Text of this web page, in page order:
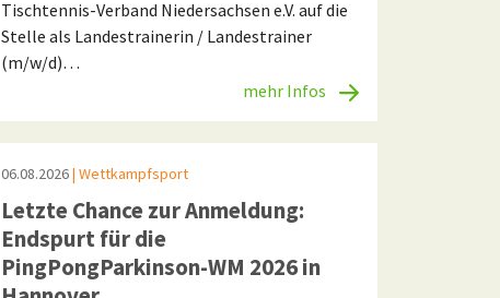
Tischtennis-Verband Niedersachsen e.V. auf die
Stelle als Landestrainerin / Landestrainer
(m/w/d)…
mehr Infos
06.08.2026| Wettkampfsport
Letzte Chance zur Anmeldung:
Endspurt für die
PingPongParkinson-WM 2026 in